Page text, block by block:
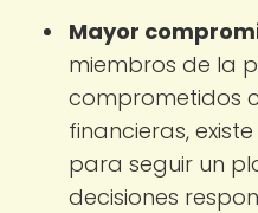
Mayor
miembros de la
comprometidos
financieras,
para seguir un
decisiones